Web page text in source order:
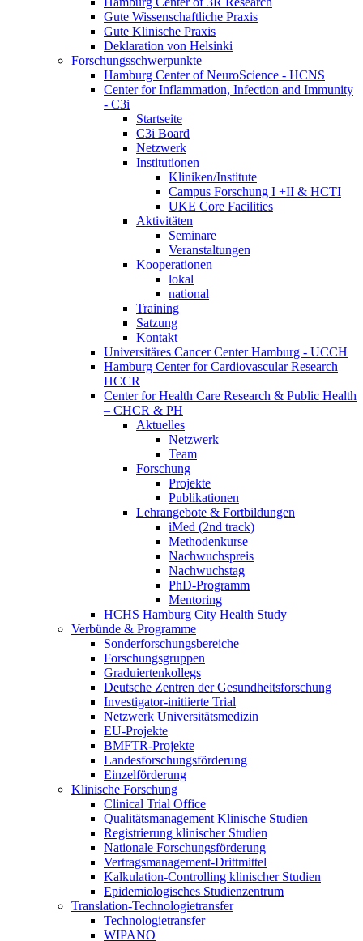
Gute Wissenschaftliche Praxis
Gute Klinische Praxis
Deklaration von Helsinki
Forschungsschwerpunkte
Hamburg Center of NeuroScience - HCNS
Center for Inflammation, Infection and Immunity
- C3i
Startseite
C3i Board
Netzwerk
Institutionen
Kliniken/Institute
Campus Forschung I +II & HCTI
UKE Core Facilities
Aktivitäten
Seminare
Veranstaltungen
Kooperationen
lokal
national
Training
Satzung
Kontakt
Universitäres Cancer Center Hamburg - UCCH
Hamburg Center for Cardiovascular Research
HCCR
Center for Health Care Research & Public Health
– CHCR & PH
Aktuelles
Netzwerk
Team
Forschung
Projekte
Publikationen
Lehrangebote & Fortbildungen
iMed (2nd track)
Methodenkurse
Nachwuchspreis
Nachwuchstag
PhD-Programm
Mentoring
HCHS Hamburg City Health Study
Verbünde & Programme
Sonderforschungsbereiche
Forschungsgruppen
Graduiertenkollegs
Deutsche Zentren der Gesundheitsforschung
Investigator-initiierte Trial
Netzwerk Universitätsmedizin
EU-Projekte
BMFTR-Projekte
Landesforschungsförderung
Einzelförderung
Klinische Forschung
Clinical Trial Office
Qualitätsmanagement Klinische Studien
Registrierung klinischer Studien
Nationale Forschungsförderung
Vertragsmanagement-Drittmittel
Kalkulation-Controlling klinischer Studien
Epidemiologisches Studienzentrum
Translation-Technologietransfer
Technologietransfer
WIPANO